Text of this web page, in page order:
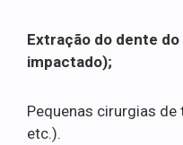
Extração do dente
impactado);
Pequenas cirurgias
etc.).